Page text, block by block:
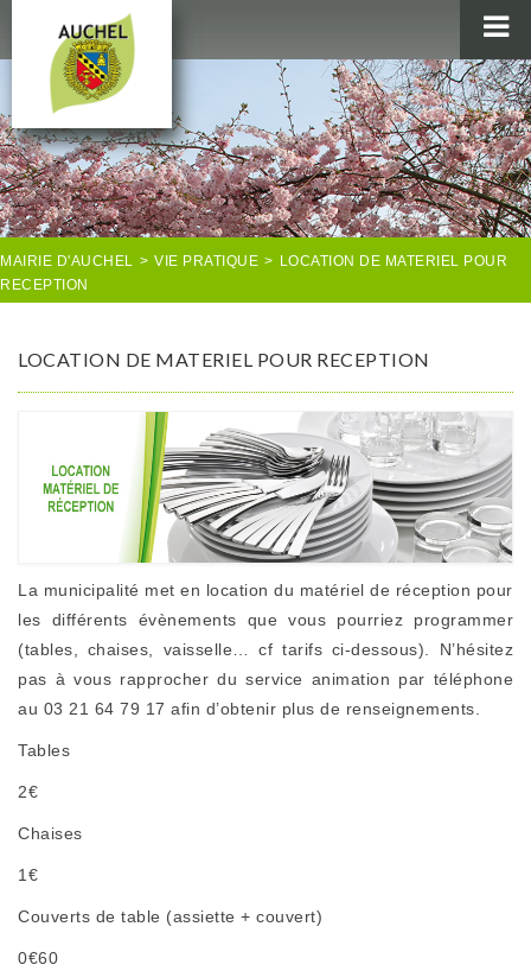
MAIRIE
AU QUOTIDIEN
AGENDA & LOISIRS
AUCHEL EN IMAGES
MAIRIE D'AUCHEL > VIE PRATIQUE > LOCATION DE MATERIEL POUR
RECEPTION
LOCATION DE MATERIEL POUR RECEPTION
La municipalité met en location du matériel de réception pour
les différents évènements que vous pourriez programmer
(tables, chaises, vaisselle… cf tarifs ci-dessous). N’hésitez
pas à vous rapprocher du service animation par téléphone
au 03 21 64 79 17 afin d’obtenir plus de renseignements.
Tables
2€
Chaises
1€
Couverts de table (assiette + couvert)
0€60